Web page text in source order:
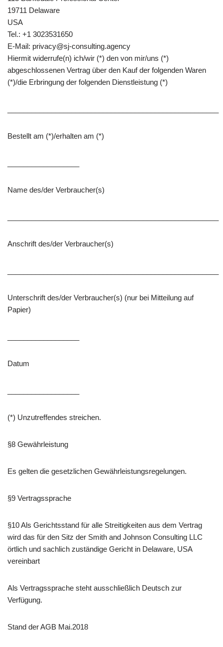
19711 Delaware
USA
Tel.: +1 3023531650
E-Mail: privacy@sj-consulting.agency
Hiermit widerrufe(n) ich/wir (*) den von mir/uns (*)
abgeschlossenen Vertrag über den Kauf der folgenden Waren
(*)/die Erbringung der folgenden Dienstleistung (*)
Bestellt am (*)/erhalten am (*)
Name des/der Verbraucher(s)
Anschrift des/der Verbraucher(s)
Unterschrift des/der Verbraucher(s) (nur bei Mitteilung auf
Papier)
Datum
(*) Unzutreffendes streichen.
§8 Gewährleistung
Es gelten die gesetzlichen Gewährleistungsregelungen.
§9 Vertragssprache
§10 Als Gerichtsstand für alle Streitigkeiten aus dem Vertrag
wird das für den Sitz der Smith and Johnson Consulting LLC
örtlich und sachlich zuständige Gericht in Delaware, USA
vereinbart
Als Vertragssprache steht ausschließlich Deutsch zur
Verfügung.
Stand der AGB Mai.2018